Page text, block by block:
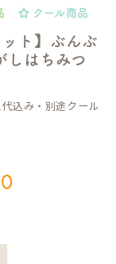
ット】ぶんぶ
しはちみつ
クール商品
込み・別途クール